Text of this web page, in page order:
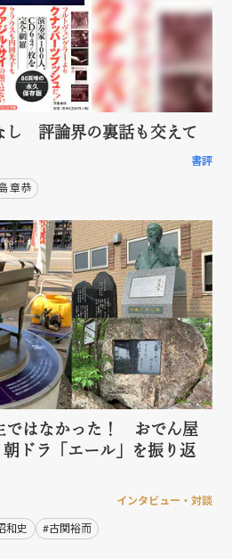
し 評論界の裏話も交えて
書評
章恭
ではなかった！ おでん屋
ドラ「エール」を振り返
インタビュー・対談
和史 #古関裕而